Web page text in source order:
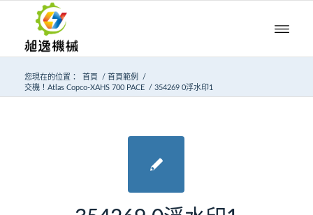
您現在的位置： 首頁 / 首頁範例
/
交機！Atlas Copco-XAHS 700 PACE
/ 354269 0浮水印1